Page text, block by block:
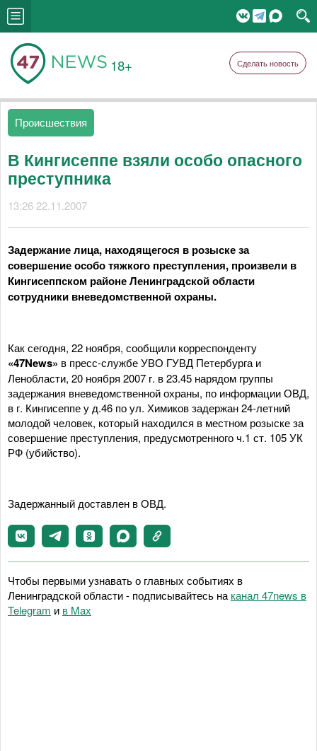
18+ Сделать новость
Происшествия
В Кингисеппе взяли особо опасного
преступника
13:26 22.11.2007
Задержание лица, находящегося в розыске за
совершение особо тяжкого преступления, произвели в
Кингисеппском районе Ленинградской области
сотрудники вневедомственной охраны.
Как сегодня, 22 ноября, сообщили корреспонденту
«47News» в пресс-службе УВО ГУВД Петербурга и
Ленобласти, 20 ноября 2007 г. в 23.45 нарядом группы
задержания вневедомственной охраны, по информации ОВД,
в г. Кингисеппе у д.46 по ул. Химиков задержан 24-летний
молодой человек, который находился в местном розыске за
совершение преступления, предусмотренного ч.1 ст. 105 УК
РФ (убийство).
Задержанный доставлен в ОВД.
Чтобы первыми узнавать о главных событиях в
Ленинградской области - подписывайтесь на канал 47news в
Telegram и в Maх